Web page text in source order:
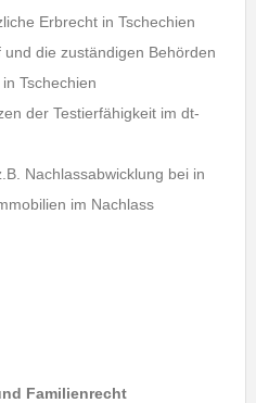
Erbrecht in Tschechien
die zuständigen Behörden
Tschechien
der Testierfähigkeit im dt-
Nachlassabwicklung bei in
im Nachlass
Familienrecht